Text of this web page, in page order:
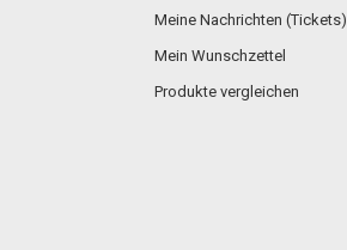
Meine Nachrichten (Tickets)
Mein Wunschzettel
Produkte vergleichen